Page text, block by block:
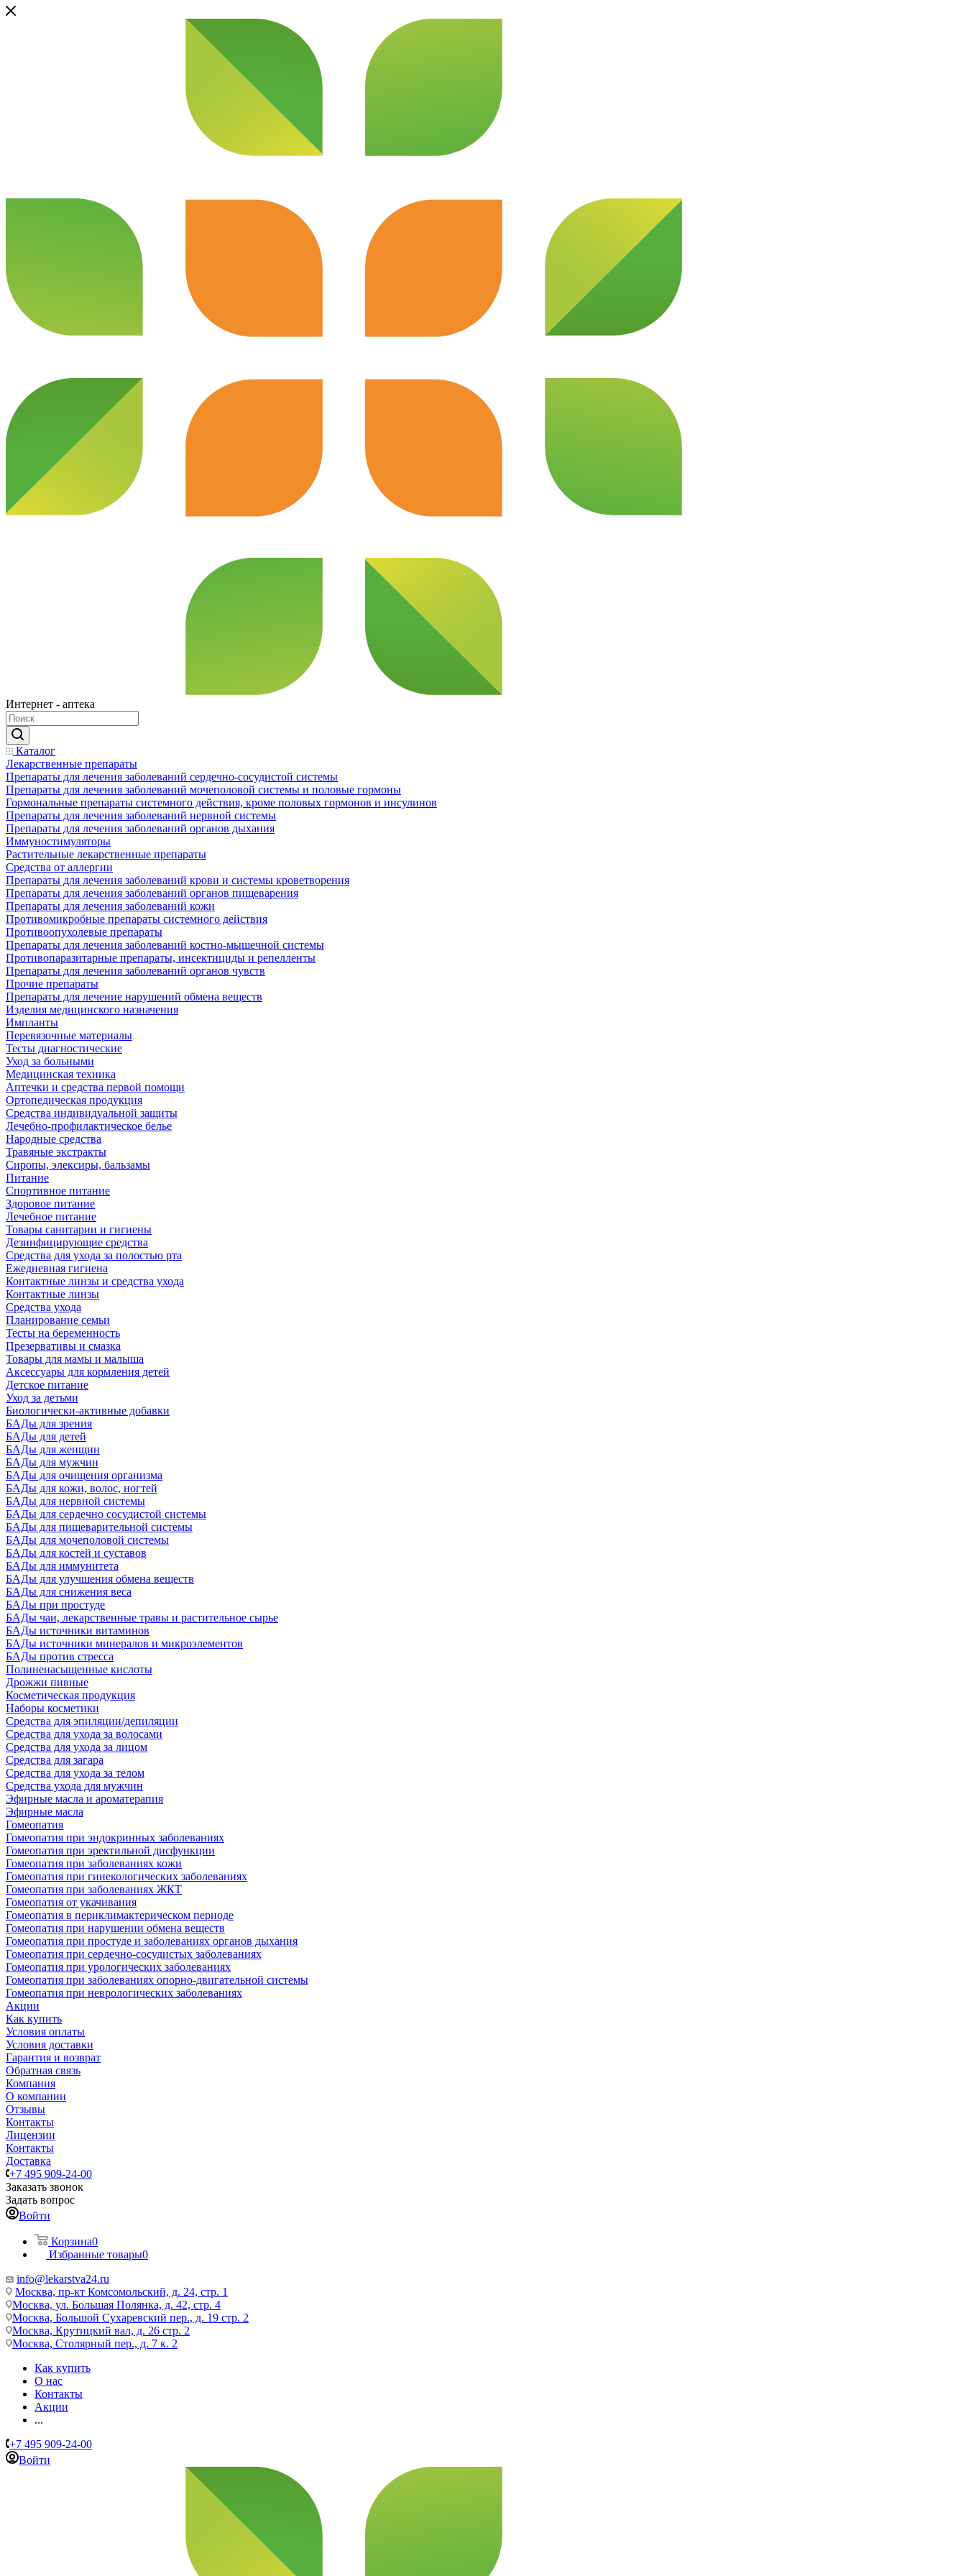
Интернет - аптека
Каталог
Лекарственные препараты
Препараты для лечения заболеваний сердечно-сосудистой системы
Препараты для лечения заболеваний мочеполовой системы и половые гормоны
Гормональные препараты системного действия, кроме половых гормонов и инсулинов
Препараты для лечения заболеваний нервной системы
Препараты для лечения заболеваний органов дыхания
Иммуностимуляторы
Растительные лекарственные препараты
Средства от аллергии
Препараты для лечения заболеваний крови и системы кроветворения
Препараты для лечения заболеваний органов пищеварения
Препараты для лечения заболеваний кожи
Противомикробные препараты системного действия
Противоопухолевые препараты
Препараты для лечения заболеваний костно-мышечной системы
Противопаразитарные препараты, инсектициды и репелленты
Препараты для лечения заболеваний органов чувств
Прочие препараты
Препараты для лечение нарушений обмена веществ
Изделия медицинского назначения
Импланты
Перевязочные материалы
Тесты диагностические
Уход за больными
Медицинская техника
Аптечки и средства первой помощи
Ортопедическая продукция
Средства индивидуальной защиты
Лечебно-профилактическое белье
Народные средства
Травяные экстракты
Сиропы, элексиры, бальзамы
Питание
Спортивное питание
Здоровое питание
Лечебное питание
Товары санитарии и гигиены
Дезинфицирующие средства
Средства для ухода за полостью рта
Ежедневная гигиена
Контактные линзы и средства ухода
Контактные линзы
Средства ухода
Планирование семьи
Тесты на беременность
Презервативы и смазка
Товары для мамы и малыша
Аксессуары для кормления детей
Детское питание
Уход за детьми
Биологически-активные добавки
БАДы для зрения
БАДы для детей
БАДы для женщин
БАДы для мужчин
БАДы для очищения организма
БАДы для кожи, волос, ногтей
БАДы для нервной системы
БАДы для сердечно сосудистой системы
БАДы для пищеварительной системы
БАДы для мочеполовой системы
БАДы для костей и суставов
БАДы для иммунитета
БАДы для улучшения обмена веществ
БАДы для снижения веса
БАДы при простуде
БАДы чаи, лекарственные травы и растительное сырье
БАДы источники витаминов
БАДы источники минералов и микроэлементов
БАДы против стресса
Полиненасыщенные кислоты
Дрожжи пивные
Косметическая продукция
Наборы косметики
Средства для эпиляции/депиляции
Средства для ухода за волосами
Средства для ухода за лицом
Средства для загара
Средства для ухода за телом
Средства ухода для мужчин
Эфирные масла и ароматерапия
Эфирные масла
Гомеопатия
Гомеопатия при эндокринных заболеваниях
Гомеопатия при эректильной дисфункции
Гомеопатия при заболеваниях кожи
Гомеопатия при гинекологических заболеваниях
Гомеопатия при заболеваниях ЖКТ
Гомеопатия от укачивания
Гомеопатия в периклимактерическом периоде
Гомеопатия при нарушении обмена веществ
Гомеопатия при простуде и заболеваниях органов дыхания
Гомеопатия при сердечно-сосудистых заболеваниях
Гомеопатия при урологических заболеваниях
Гомеопатия при заболеваниях опорно-двигательной системы
Гомеопатия при неврологических заболеваниях
Акции
Как купить
Условия оплаты
Условия доставки
Гарантия и возврат
Обратная связь
Компания
О компании
Отзывы
Контакты
Лицензии
Контакты
Доставка
+7 495 909-24-00
Заказать звонок
Задать вопрос
Войти
Корзина0
Избранные товары0
info@lekarstva24.ru
Москва, пр-кт Комсомольский, д. 24, стр. 1
Москва, ул. Большая Полянка, д. 42, стр. 4
Москва, Большой Сухаревский пер., д. 19 стр. 2
Москва, Крутицкий вал, д. 26 стр. 2
Москва, Столярный пер., д. 7 к. 2
Как купить
О нас
Контакты
Акции
...
+7 495 909-24-00
Войти